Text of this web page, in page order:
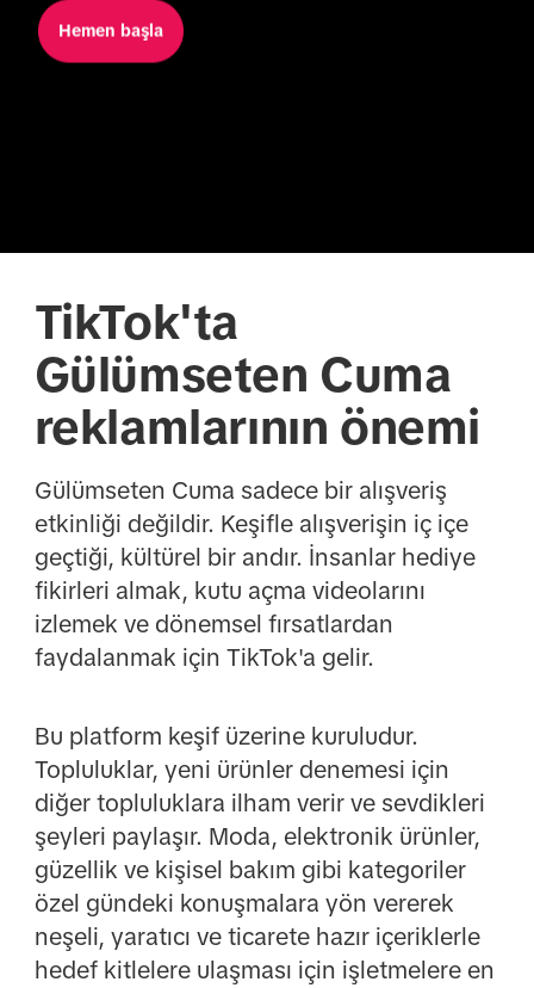
Hemen başla
TikTok'ta
Gülümseten Cuma
reklamlarının önemi
Gülümseten Cuma sadece bir alışveriş
etkinliği değildir. Keşifle alışverişin iç içe
geçtiği, kültürel bir andır. İnsanlar hediye
fikirleri almak, kutu açma videolarını
izlemek ve dönemsel fırsatlardan
faydalanmak için TikTok'a gelir.
Bu platform keşif üzerine kuruludur.
Topluluklar, yeni ürünler denemesi için
diğer topluluklara ilham verir ve sevdikleri
şeyleri paylaşır. Moda, elektronik ürünler,
güzellik ve kişisel bakım gibi kategoriler
özel gündeki konuşmalara yön vererek
neşeli, yaratıcı ve ticarete hazır içeriklerle
hedef kitlelere ulaşması için işletmelere en